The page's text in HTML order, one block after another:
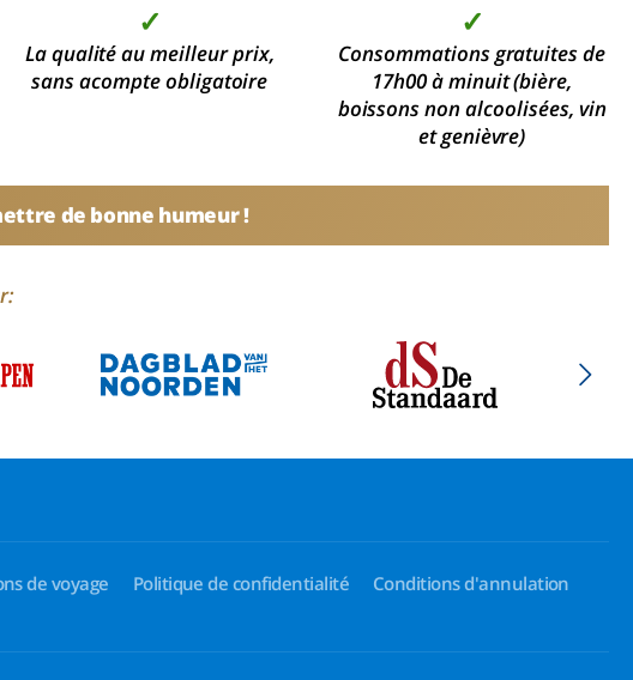
✓
La qualité au meilleur prix,
sans acompte obligatoire
✓
Consommations gratuites de
17h00 à minuit (bière,
boissons non alcoolisées, vin
et genièvre)
de bonne humeur !
de voyage Politique de confidentialité
Conditions d'annulation